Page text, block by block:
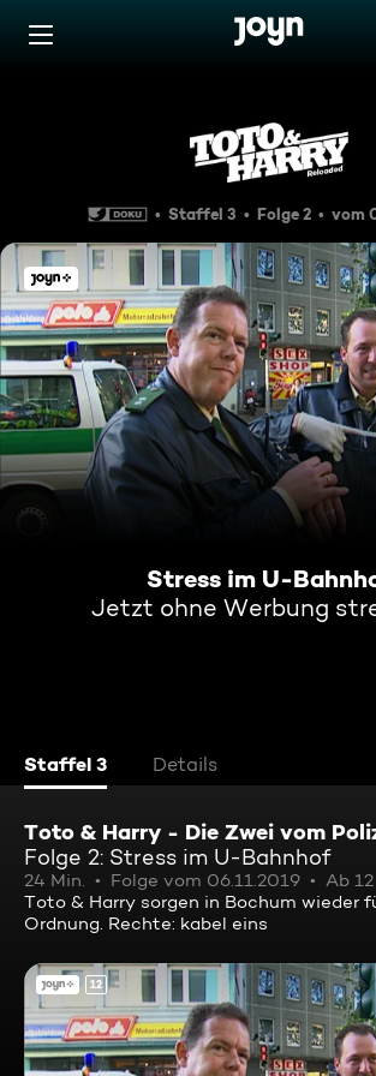
Zum Inhalt springen
Stress im
Staffel 3 Folge 2 vom
Stress im U-
Jetzt ohne Werbung
Staffel 3 Details
Toto & Harry - Die Zwei vom
Folge 2: Stress im U-Bahnhof
24 Min. Folge vom 06.11.2019
Ab 12
Toto & Harry sorgen in Bochum wieder
Ordnung. Rechte: kabel eins
12